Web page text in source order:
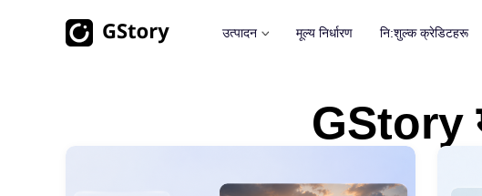
उत्पादन
AI इमेज जेनेरेटर असीमित
AI क्लिप मेकर
फोटो पृष्ठभूमी हटाउने
फोटो वाटरमार्क हटाउने
मूल्य निर्धारण नि:शुल्क क्रेडिटहरू
GStory